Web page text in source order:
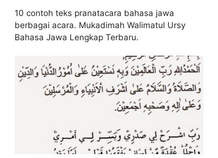
10 contoh teks pranatacara bahasa jawa
berbagai acara. Mukadimah Walimatul Ursy
Bahasa Jawa Lengkap Terbaru.